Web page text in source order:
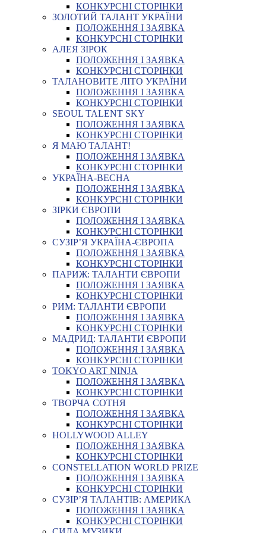
КОНКУРСНІ СТОРІНКИ
ЗОЛОТИЙ ТАЛАНТ УКРАЇНИ
ПОЛОЖЕННЯ І ЗАЯВКА
КОНКУРСНІ СТОРІНКИ
АЛЕЯ ЗІРОК
ПОЛОЖЕННЯ І ЗАЯВКА
КОНКУРСНІ СТОРІНКИ
ТАЛАНОВИТЕ ЛІТО УКРАЇНИ
ПОЛОЖЕННЯ І ЗАЯВКА
КОНКУРСНІ СТОРІНКИ
SEOUL TALENT SKY
ПОЛОЖЕННЯ І ЗАЯВКА
КОНКУРСНІ СТОРІНКИ
Я МАЮ ТАЛАНТ!
ПОЛОЖЕННЯ І ЗАЯВКА
КОНКУРСНІ СТОРІНКИ
УКРАЇНА-ВЕСНА
ПОЛОЖЕННЯ І ЗАЯВКА
КОНКУРСНІ СТОРІНКИ
ЗІРКИ ЄВРОПИ
ПОЛОЖЕННЯ І ЗАЯВКА
КОНКУРСНІ СТОРІНКИ
СУЗІР’Я УКРАЇНА-ЄВРОПА
ПОЛОЖЕННЯ І ЗАЯВКА
КОНКУРСНІ СТОРІНКИ
ПАРИЖ: ТАЛАНТИ ЄВРОПИ
ПОЛОЖЕННЯ І ЗАЯВКА
КОНКУРСНІ СТОРІНКИ
РИМ: ТАЛАНТИ ЄВРОПИ
ПОЛОЖЕННЯ І ЗАЯВКА
КОНКУРСНІ СТОРІНКИ
МАДРИД: ТАЛАНТИ ЄВРОПИ
ПОЛОЖЕННЯ І ЗАЯВКА
КОНКУРСНІ СТОРІНКИ
TOKYO ART NINJA
ПОЛОЖЕННЯ І ЗАЯВКА
КОНКУРСНІ СТОРІНКИ
ТВОРЧА СОТНЯ
ПОЛОЖЕННЯ І ЗАЯВКА
КОНКУРСНІ СТОРІНКИ
HOLLYWOOD ALLEY
ПОЛОЖЕННЯ І ЗАЯВКА
КОНКУРСНІ СТОРІНКИ
CONSTELLATION WORLD PRIZE
ПОЛОЖЕННЯ І ЗАЯВКА
КОНКУРСНІ СТОРІНКИ
СУЗІР’Я ТАЛАНТІВ: АМЕРИКА
ПОЛОЖЕННЯ І ЗАЯВКА
КОНКУРСНІ СТОРІНКИ